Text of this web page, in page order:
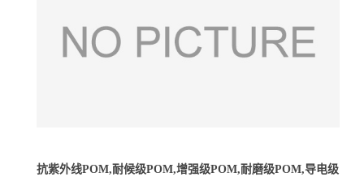
抗紫外线POM,耐候级POM,增强级POM,耐磨级POM,导电级